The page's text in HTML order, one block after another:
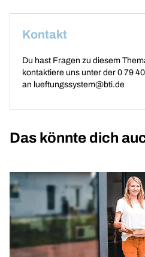
Kontakt
Du hast Fragen zu diesem
kontaktiere uns unter der 0 79
an lueftungssystem@bti.de
Das könnte dich